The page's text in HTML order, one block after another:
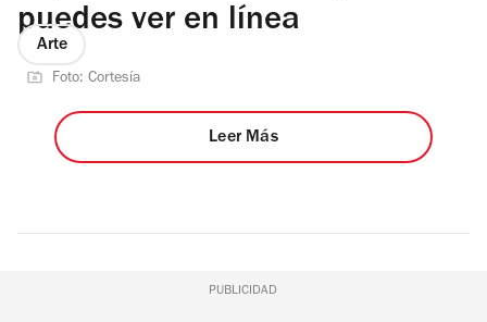
puedes ver en línea
Arte
Foto: Cortesía
Leer Más
PUBLICIDAD